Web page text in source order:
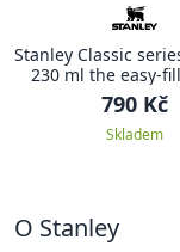
Stanley Classic
230 ml the easy-
CLASSIC
790 Kč
Skladem
O Stanley